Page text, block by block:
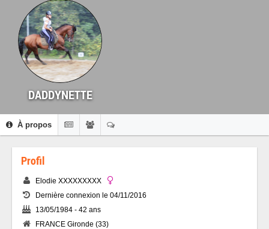
DADDYNETTE
À propos
Profil
Elodie XXXXXXXXX
Dernière connexion le 04/11/2016
13/05/1984 - 42 ans
FRANCE Gironde (33)